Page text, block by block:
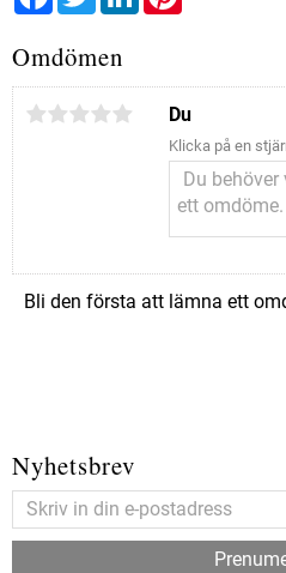
Omdömen
Du
Klicka på en
Bli den första att lämna ett
Nyhetsbrev